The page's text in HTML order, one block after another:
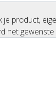
je product,
het gewenste